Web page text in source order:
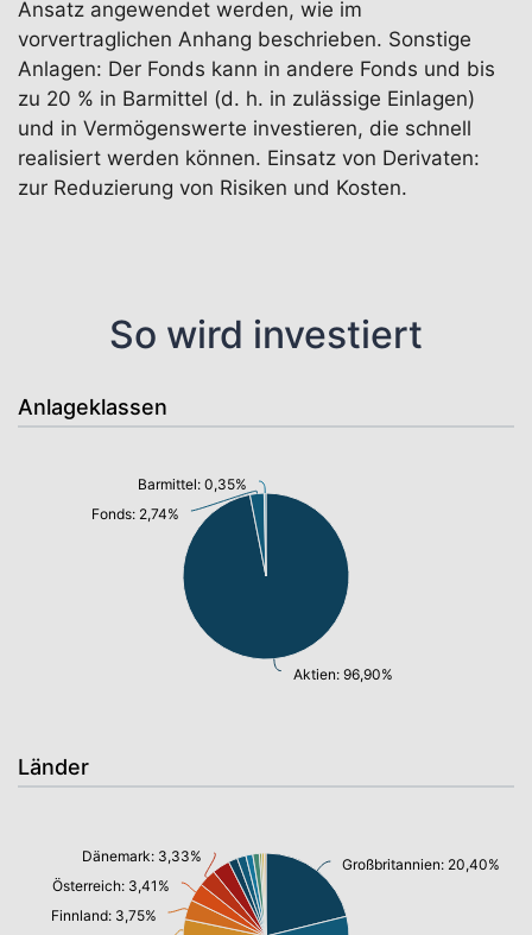
Ansatz angewendet werden, wie im
vorvertraglichen Anhang beschrieben. Sonstige
Anlagen: Der Fonds kann in andere Fonds und bis
zu 20 % in Barmittel (d. h. in zulässige Einlagen)
und in Vermögenswerte investieren, die schnell
realisiert werden können. Einsatz von Derivaten:
zur Reduzierung von Risiken und Kosten.
So wird investiert
Anlageklassen
Aktien: 96,90%
Fonds: 2,74%
Barmittel: 0,35%
Länder
Großbritannien: 20,40%
Finnland: 3,75%
Österreich: 3,41%
Dänemark: 3,33%